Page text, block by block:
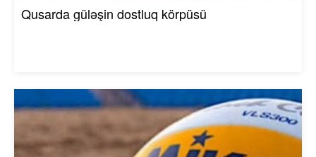
Qusarda güləşin dostluq körpüsü